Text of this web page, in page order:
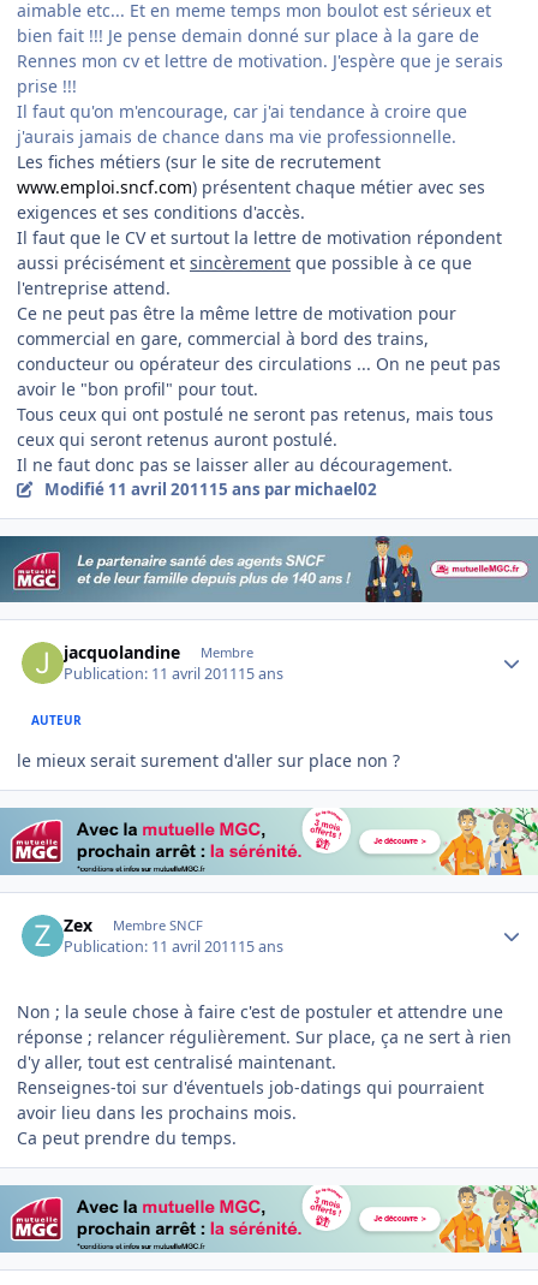
aimable etc... Et en meme temps mon boulot est sérieux et
bien fait !!! Je pense demain donné sur place à la gare de
Rennes mon cv et lettre de motivation. J'espère que je serais
prise !!!
Il faut qu'on m'encourage, car j'ai tendance à croire que
j'aurais jamais de chance dans ma vie professionnelle.
Les fiches métiers (sur le site de recrutement
www.emploi.sncf.com) présentent chaque métier avec ses
exigences et ses conditions d'accès.
Il faut que le CV et surtout la lettre de motivation répondent
aussi précisément et sincèrement que possible à ce que
l'entreprise attend.
Ce ne peut pas être la même lettre de motivation pour
commercial en gare, commercial à bord des trains,
conducteur ou opérateur des circulations ... On ne peut pas
avoir le "bon profil" pour tout.
Tous ceux qui ont postulé ne seront pas retenus, mais tous
ceux qui seront retenus auront postulé.
Il ne faut donc pas se laisser aller au découragement.
Modifié 11 avril 201115 ans par michael02
jacquolandine Membre
Publication: 11 avril 201115 ans
AUTEUR
le mieux serait surement d'aller sur place non ?
Zex Membre SNCF
Publication: 11 avril 201115 ans
Non ; la seule chose à faire c'est de postuler et attendre une
réponse ; relancer régulièrement. Sur place, ça ne sert à rien
d'y aller, tout est centralisé maintenant.
Renseignes-toi sur d'éventuels job-datings qui pourraient
avoir lieu dans les prochains mois.
Ca peut prendre du temps.